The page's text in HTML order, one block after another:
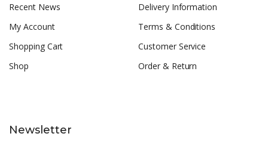
Recent News
My Account
Shopping Cart
Shop
Delivery Information
Terms & Conditions
Customer Service
Order & Return
Newsletter